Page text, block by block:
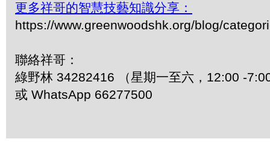
更多祥哥的智慧技藝知識分享：
https://www.greenwoodshk.org/blog/
聯絡祥哥：
綠野林 34282416 （星期一至六，12:00 -
或 WhatsApp 66277500